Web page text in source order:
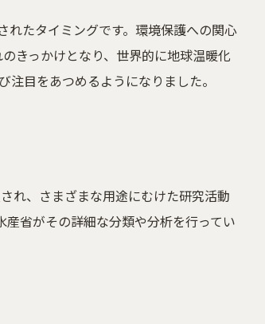
れたタイミングです。環境保護への関心
きっかけとなり、世界的に地球温暖化
目をあつめるようになりました。
れ、さまざまな用途にむけた研究活動
省がその詳細な分類や分析を行ってい